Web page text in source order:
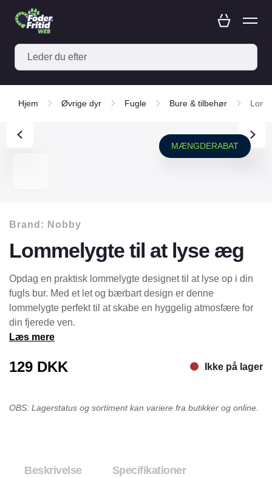
Hjem Øvrige dyr Fugle Bure & tilbehør
MÆNGDERABAT
Brand: Nobby
Lommelygte til at lyse æg
Opdag en praktisk lommelygte designet til at lyse op i din
fugls bur. Med et let og bærbart design er denne
lommelygte perfekt til at skabe en hyggelig atmosfære for
din fjerede ven.
Læs mere
129 DKK Ikke på lager
OBS: Lagerstatus og sortiment kan variere fra butikker og online.
Beskrivelse Specifikationer